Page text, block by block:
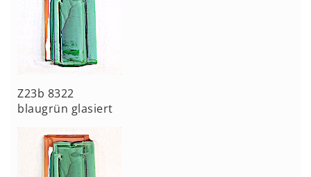
Z23b 8322
blaugrün glasiert